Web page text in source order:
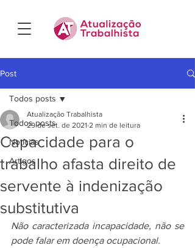
Post
Todos posts
Notícias
Artigos
Todos posts
Capacidade para o
trabalho afasta direito de
servente à indenização
substitutiva
Atualização Trabalhista
29 de set. de 2021 2 min de leitura
Não caracterizada incapacidade, não se
pode falar em doença ocupacional.